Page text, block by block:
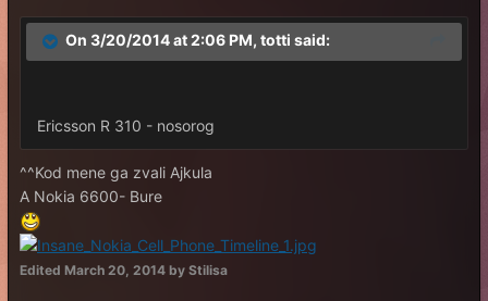
On 3/20/2014 at 2:06 PM, totti said:
Ericsson R 310 - nosorog
^^Kod mene ga zvali Ajkula
A Nokia 6600- Bure
Edited March 20, 2014 by Stilisa